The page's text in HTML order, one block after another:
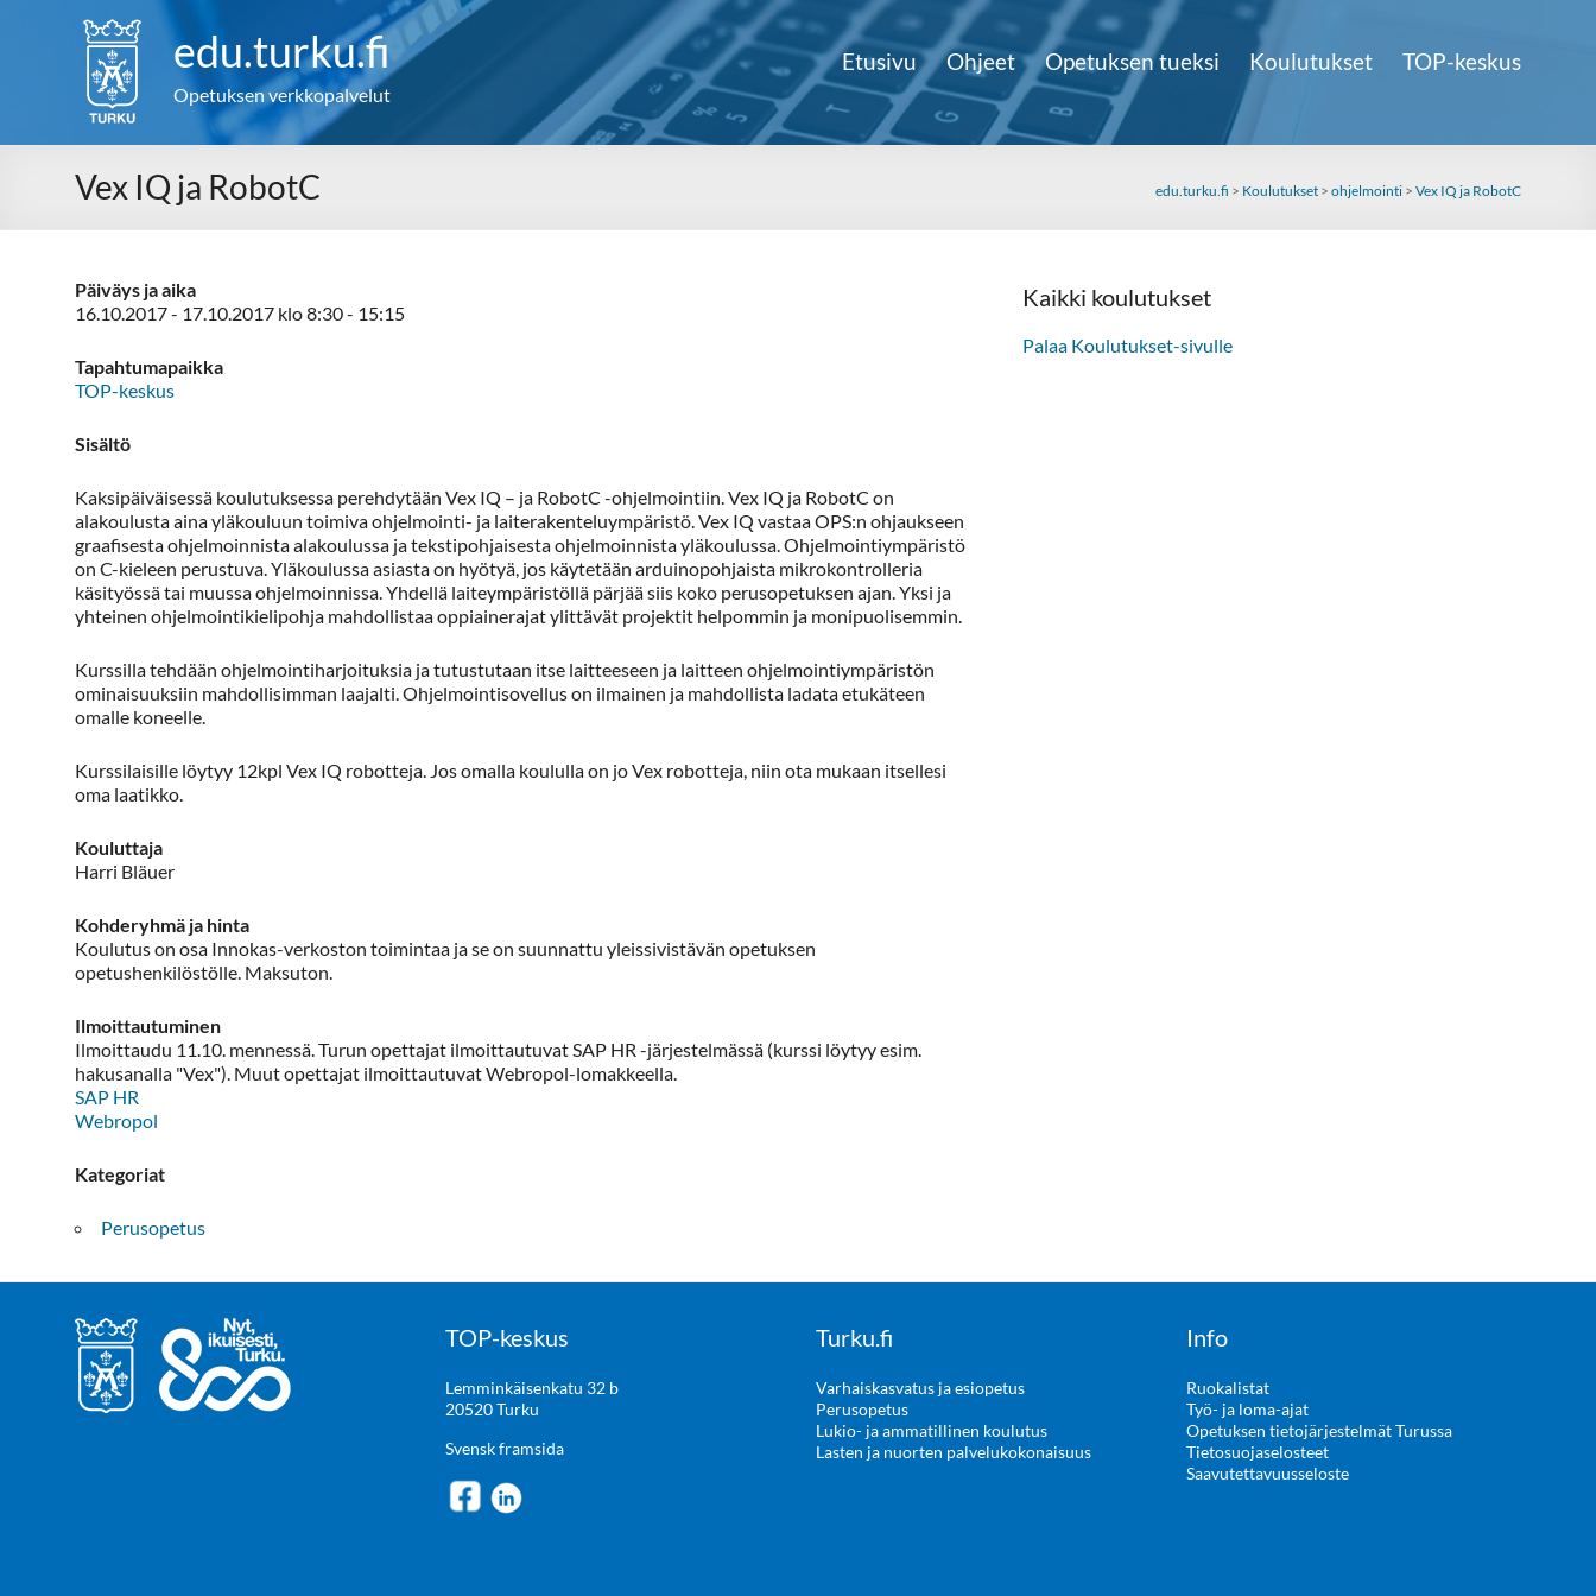
edu.turku.fi
Opetuksen verkkopalvelut
Etusivu Ohjeet Opetuksen tueksi Koulutukset TOP-keskus
Vex IQ ja RobotC edu.turku.fi > Koulutukset > ohjelmointi > Vex IQ ja RobotC
Päiväys ja aika
16.10.2017 - 17.10.2017 klo 8:30 - 15:15
Tapahtumapaikka
TOP-keskus
Sisältö
Kaksipäiväisessä koulutuksessa perehdytään Vex IQ – ja RobotC -ohjelmointiin. Vex IQ ja RobotC on
alakoulusta aina yläkouluun toimiva ohjelmointi- ja laiterakenteluympäristö. Vex IQ vastaa OPS:n ohjaukseen
graafisesta ohjelmoinnista alakoulussa ja tekstipohjaisesta ohjelmoinnista yläkoulussa. Ohjelmointiympäristö
on C-kieleen perustuva. Yläkoulussa asiasta on hyötyä, jos käytetään arduinopohjaista mikrokontrolleria
käsityössä tai muussa ohjelmoinnissa. Yhdellä laiteympäristöllä pärjää siis koko perusopetuksen ajan. Yksi ja
yhteinen ohjelmointikielipohja mahdollistaa oppiainerajat ylittävät projektit helpommin ja monipuolisemmin.
Kurssilla tehdään ohjelmointiharjoituksia ja tutustutaan itse laitteeseen ja laitteen ohjelmointiympäristön
ominaisuuksiin mahdollisimman laajalti. Ohjelmointisovellus on ilmainen ja mahdollista ladata etukäteen
omalle koneelle.
Kurssilaisille löytyy 12kpl Vex IQ robotteja. Jos omalla koululla on jo Vex robotteja, niin ota mukaan itsellesi
oma laatikko.
Kouluttaja
Harri Bläuer
Kohderyhmä ja hinta
Koulutus on osa Innokas-verkoston toimintaa ja se on suunnattu yleissivistävän opetuksen
opetushenkilöstölle. Maksuton.
Ilmoittautuminen
Ilmoittaudu 11.10. mennessä. Turun opettajat ilmoittautuvat SAP HR -järjestelmässä (kurssi löytyy esim.
hakusanalla "Vex"). Muut opettajat ilmoittautuvat Webropol-lomakkeella.
SAP HR
Webropol
Kategoriat
Perusopetus
Kaikki koulutukset
Palaa Koulutukset-sivulle
TOP-keskus
Lemminkäisenkatu 32 b
20520 Turku
Svensk framsida
Turku.fi
Varhaiskasvatus ja esiopetus
Perusopetus
Lukio- ja ammatillinen koulutus
Lasten ja nuorten palvelukokonaisuus
Info
Ruokalistat
Työ- ja loma-ajat
Opetuksen tietojärjestelmät Turussa
Tietosuojaselosteet
Saavutettavuusseloste